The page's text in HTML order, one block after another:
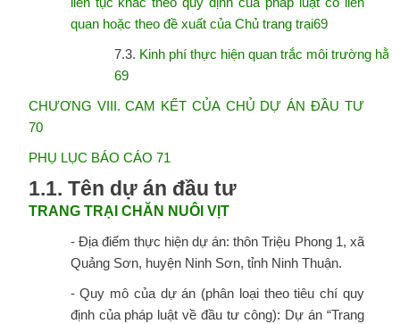
quan hoặc theo đề xuất của Chủ trang trại69
7.3. Kinh phí thực hiện quan trắc môi trường
69
CHƯƠNG VIII. CAM KẾT CỦA CHỦ DỰ ÁN ĐẦU TƯ
70
PHỤ LỤC BÁO CÁO 71
1.1. Tên dự án đầu tư
TRANG TRẠI CHĂN NUÔI VỊT
- Địa điểm thực hiện dự án: thôn Triệu Phong 1, xã
Quảng Sơn, huyện Ninh Sơn, tỉnh Ninh Thuận.
- Quy mô của dự án (phân loại theo tiêu chí quy
định của pháp luật về đầu tư công): Dự án “Trang